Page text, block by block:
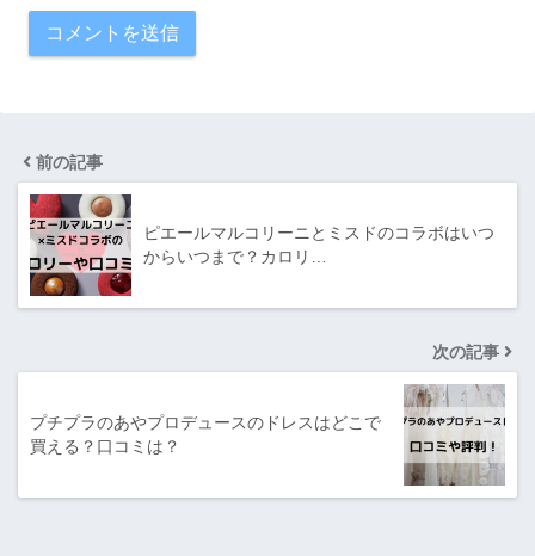
前の記事
ピエールマルコリーニとミスドのコラボはいつ
からいつまで？カロリ…
次の記事
プチプラのあやプロデュースのドレスはどこで
買える？口コミは？